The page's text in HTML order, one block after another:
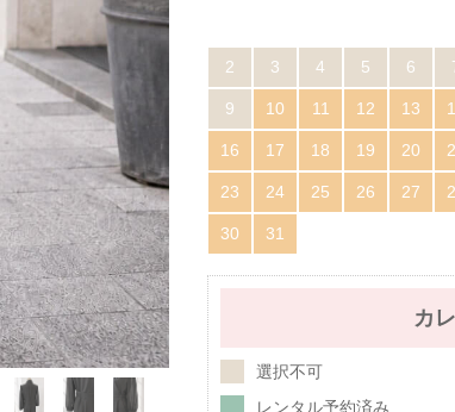
2 3 4 5 6
9 10 11 12 13
16 17 18 19 20
23 24 25 26 27
30 31
カ
選択不可
レンタル予約済み